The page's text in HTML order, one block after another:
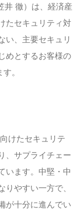
井 徹）は、経済産
たセキュリティ対
い、主要セキュリ
めとするお客様の
。
けたセキュリテ
、サプライチェー
います。中堅・中
やすい一方で、
が十分に進んでい